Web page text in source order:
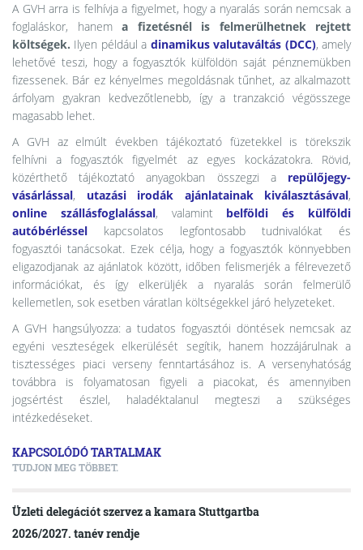
A GVH arra is felhívja a figyelmet, hogy a nyaralás során nemcsak a
foglaláskor, hanem a fizetésnél is felmerülhetnek rejtett
költségek. Ilyen például a dinamikus valutaváltás (DCC), amely
lehetővé teszi, hogy a fogyasztók külföldön saját pénznemükben
fizessenek. Bár ez kényelmes megoldásnak tűnhet, az alkalmazott
árfolyam gyakran kedvezőtlenebb, így a tranzakció végösszege
magasabb lehet.
A GVH az elmúlt években tájékoztató füzetekkel is törekszik
felhívni a fogyasztók figyelmét az egyes kockázatokra. Rövid,
közérthető tájékoztató anyagokban összegzi a repülőjegy-
vásárlással, utazási irodák ajánlatainak kiválasztásával,
online szállásfoglalással, valamint belföldi és külföldi
autóbérléssel kapcsolatos legfontosabb tudnivalókat és
fogyasztói tanácsokat. Ezek célja, hogy a fogyasztók könnyebben
eligazodjanak az ajánlatok között, időben felismerjék a félrevezető
információkat, és így elkerüljék a nyaralás során felmerülő
kellemetlen, sok esetben váratlan költségekkel járó helyzeteket.
A GVH hangsúlyozza: a tudatos fogyasztói döntések nemcsak az
egyéni veszteségek elkerülését segítik, hanem hozzájárulnak a
tisztességes piaci verseny fenntartásához is. A versenyhatóság
továbbra is folyamatosan figyeli a piacokat, és amennyiben
jogsértést észlel, haladéktalanul megteszi a szükséges
intézkedéseket.
KAPCSOLÓDÓ TARTALMAK
TUDJON MEG TÖBBET.
Üzleti delegációt szervez a kamara Stuttgartba
2026/2027. tanév rendje